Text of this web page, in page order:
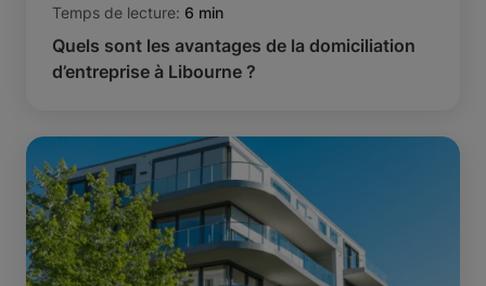
Temps de lecture: 6 min
Quels sont les avantages de la domiciliation
d’entreprise à Libourne ?